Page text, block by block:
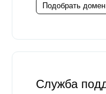
Подобрать домен
Служба